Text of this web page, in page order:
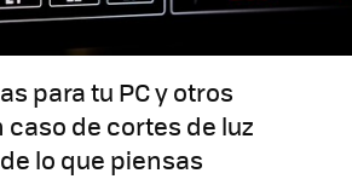
para tu PC y otros
de cortes de luz
lo que piensas